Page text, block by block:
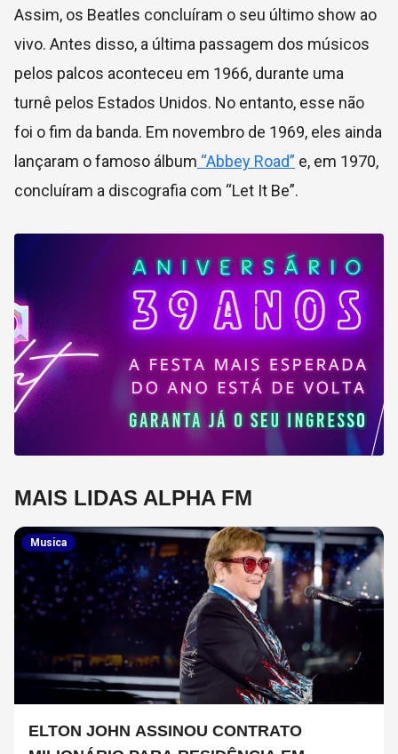
Assim, os Beatles concluíram o seu último show ao
vivo. Antes disso, a última passagem dos músicos
pelos palcos aconteceu em 1966, durante uma
turnê pelos Estados Unidos. No entanto, esse não
foi o fim da banda. Em novembro de 1969, eles ainda
lançaram o famoso álbum “Abbey Road” e, em 1970,
concluíram a discografia com “Let It Be”.
MAIS LIDAS ALPHA FM
Musica
ELTON JOHN ASSINOU CONTRATO